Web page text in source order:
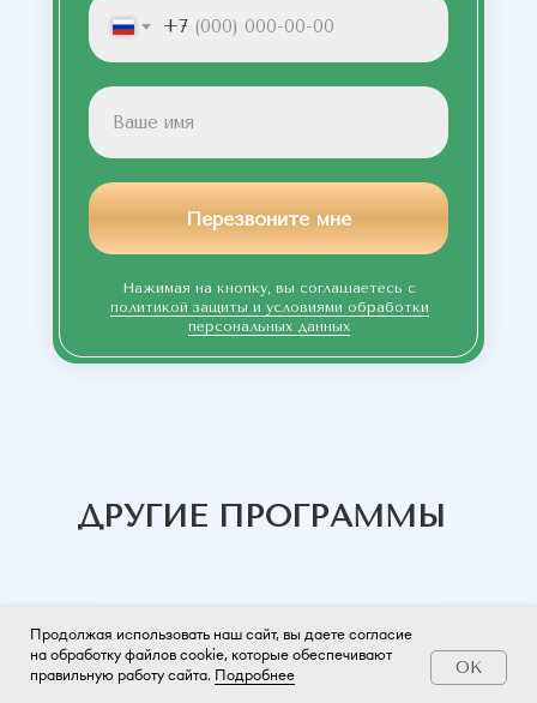
Продолжая использовать наш сайт, вы даете согласие
на обработку файлов cookie, которые обеспечивают
правильную работу сайта. Подробнее OK
Нажимая на кнопку, вы соглашаетесь с
политикой защиты и условиями обработки
персональных данных
+7
Перезвоните мне
ДРУГИЕ ПРОГРАММЫ